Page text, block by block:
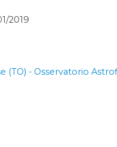
2019
(TO) - Osservatorio